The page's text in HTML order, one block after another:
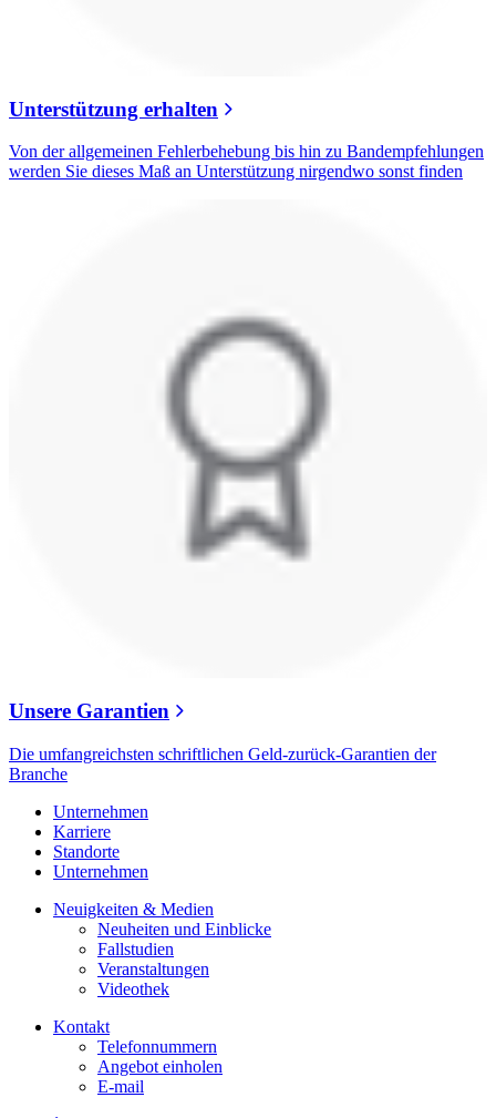
Unterstützung erhalten
Von der allgemeinen Fehlerbehebung bis hin zu Bandempfehlungen
werden Sie dieses Maß an Unterstützung nirgendwo sonst finden
Unsere Garantien
Die umfangreichsten schriftlichen Geld-zurück-Garantien der
Branche
Unternehmen
Karriere
Standorte
Unternehmen
Neuigkeiten & Medien
Neuheiten und Einblicke
Fallstudien
Veranstaltungen
Videothek
Kontakt
Telefonnummern
Angebot einholen
E-mail